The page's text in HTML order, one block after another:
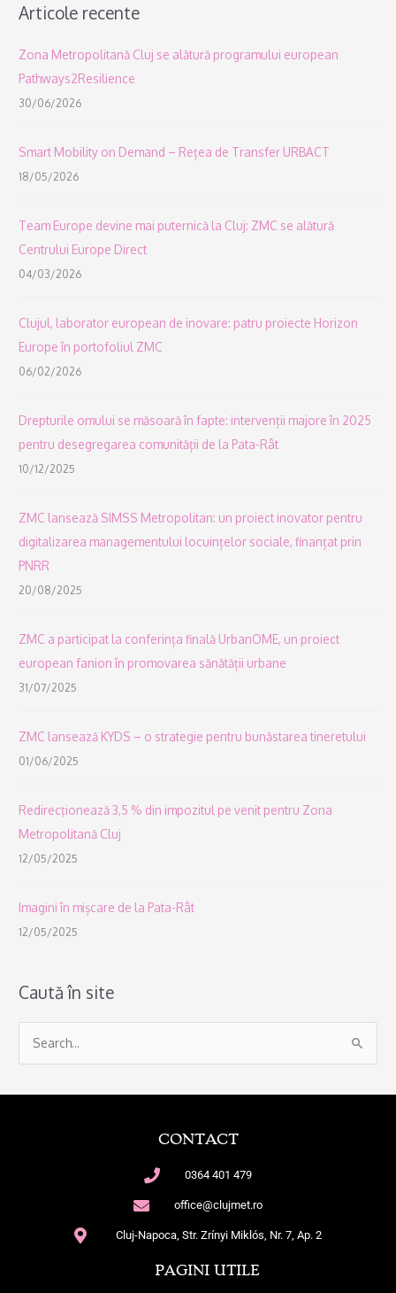
Articole recente
Zona Metropolitană Cluj se alătură programului european
Pathways2Resilience
30/06/2026
Smart Mobility on Demand – Rețea de Transfer URBACT
18/05/2026
Team Europe devine mai puternică la Cluj: ZMC se alătură
Centrului Europe Direct
04/03/2026
Clujul, laborator european de inovare: patru proiecte Horizon
Europe în portofoliul ZMC
06/02/2026
Drepturile omului se măsoară în fapte: intervenții majore în 2025
pentru desegregarea comunității de la Pata-Rât
10/12/2025
ZMC lansează SIMSS Metropolitan: un proiect inovator pentru
digitalizarea managementului locuințelor sociale, finanțat prin
PNRR
20/08/2025
ZMC a participat la conferința finală UrbanOME, un proiect
european fanion în promovarea sănătății urbane
31/07/2025
ZMC lansează KYDS – o strategie pentru bunăstarea tineretului
01/06/2025
Redirecţionează 3,5 % din impozitul pe venit pentru Zona
Metropolitană Cluj
12/05/2025
Imagini în mișcare de la Pata-Rât
12/05/2025
Caută în site
a
CONTACT
0364 401 479
office@clujmet.ro
Cluj-Napoca, Str. Zrínyi Miklós, Nr. 7, Ap. 2
PAGINI UTILE